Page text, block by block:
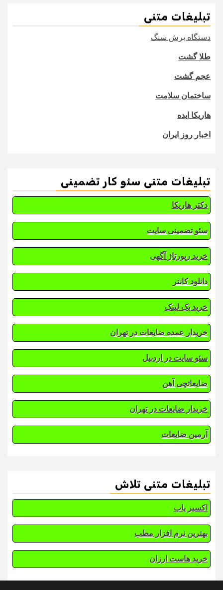
تبلیغات متنی
دستگاه برش سنگ
طلا گشت
عجم گشت
ساختمان سلامت
هاریکا ایده
اخبار روز ایران
تبلیغات متنی سئو کار تضمینی
دکتر هاریکا
سئو تضمینی سایت
خرید رپورتاژ آگهی
دانلود کانتر
خرید بک لینک
خریدار عمده ضایعات در تهران
سئو سایت در اردبیل
ضایعاتچی آهن
خریدار ضایعات در تهران
آرمین ضایعات
تبلیغات متنی تلاش
اکسیر یاب
بهترین نرم افزار مطب
خرید هاست ارزان